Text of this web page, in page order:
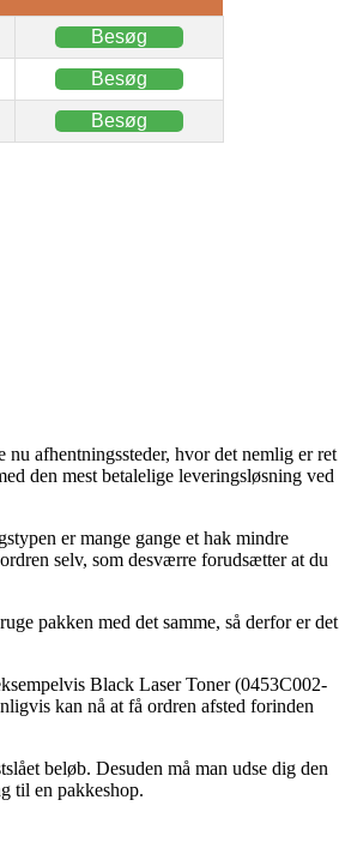
Besøg
Besøg
Besøg
afhentningssteder, hvor det nemlig er ret
den mest betalelige leveringsløsning ved
er mange gange et hak mindre
selv, som desværre forudsætter at du
pakken med det samme, så derfor er det
Black Laser Toner (0453C002-
kan nå at få ordren afsted forinden
beløb. Desuden må man udse dig den
til en pakkeshop.